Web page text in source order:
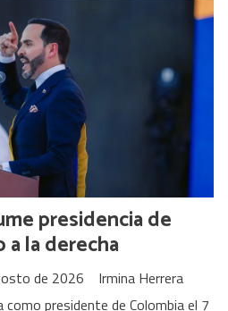
presidencia de
a la derecha
Irmina Herrera
de 2026
como presidente de Colombia el 7